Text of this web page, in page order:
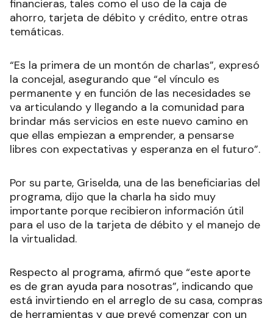
financieras, tales como el uso de la caja de
ahorro, tarjeta de débito y crédito, entre otras
temáticas.
“Es la primera de un montón de charlas”, expresó
la concejal, asegurando que “el vínculo es
permanente y en función de las necesidades se
va articulando y llegando a la comunidad para
brindar más servicios en este nuevo camino en
que ellas empiezan a emprender, a pensarse
libres con expectativas y esperanza en el futuro”.
Por su parte, Griselda, una de las beneficiarias del
programa, dijo que la charla ha sido muy
importante porque recibieron información útil
para el uso de la tarjeta de débito y el manejo de
la virtualidad.
Respecto al programa, afirmó que “este aporte
es de gran ayuda para nosotras”, indicando que
está invirtiendo en el arreglo de su casa, compras
de herramientas y que prevé comenzar con un